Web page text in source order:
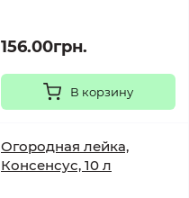
156.00грн.
В корзину
Огородная лейка,
Консенсус, 10 л